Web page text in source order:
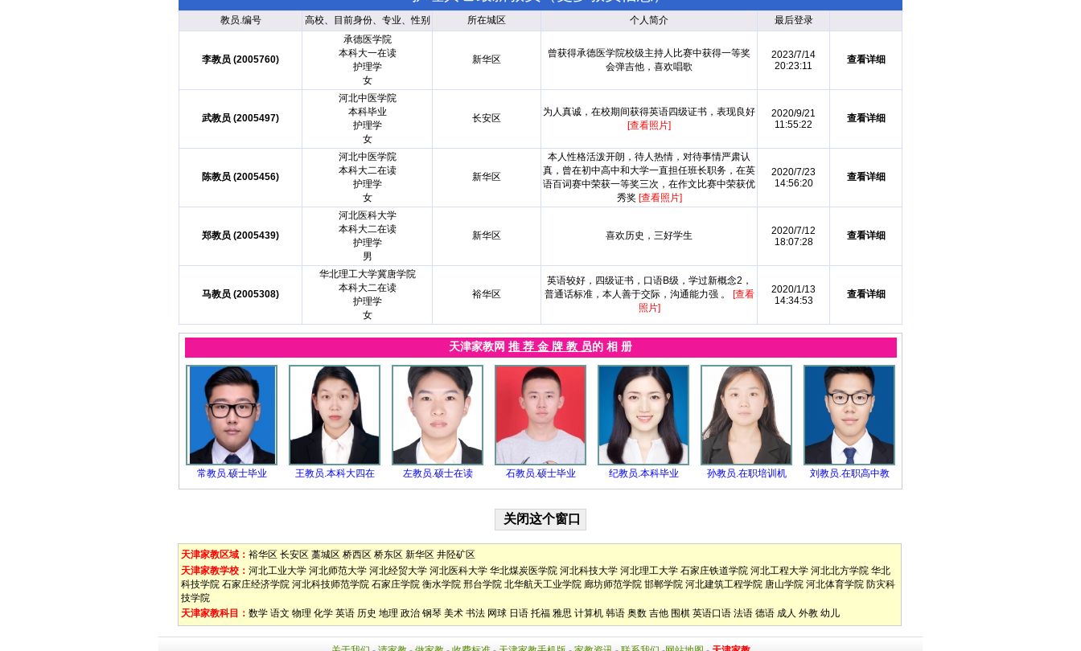
教员.编号 高校、目前身份、专业、性别 所在城区 个人简介 最后登录
李教员 (2005760)
承德医学院
本科大一在读
护理学
女
新华区
曾获得承德医学院校级主持人比赛中获得一等奖
会弹吉他，喜欢唱歌
2023/7/14
20:23:11
查看详细
武教员 (2005497)
河北中医学院
本科毕业
护理学
女
长安区
为人真诚，在校期间获得英语四级证书，表现良好
[查看照片]
2020/9/21
11:55:22
查看详细
陈教员 (2005456)
河北中医学院
本科大二在读
护理学
女
新华区
本人性格活泼开朗，待人热情，对待事情严肃认
真，曾在初中高中和大学一直担任班长职务，在英
语百词赛中荣获一等奖三次，在作文比赛中荣获优
秀奖 [查看照片]
2020/7/23
14:56:20
查看详细
郑教员 (2005439)
河北医科大学
本科大二在读
护理学
男
新华区 喜欢历史，三好学生
2020/7/12
18:07:28
查看详细
马教员 (2005308)
华北理工大学冀唐学院
本科大二在读
护理学
女
裕华区
英语较好，四级证书，口语B级，学过新概念2，
普通话标准，本人善于交际，沟通能力强 。
[查看
照片]
2020/1/13
14:34:53
查看详细
天津家教网 推 荐 金 牌 教 员的 相 册
常教员.硕士毕业 王教员.本科大四在 左教员.硕士在读 石教员.硕士毕业 纪教员.本科毕业 孙教员.在职培训机 刘教员.在职高中教
天津家教区域： 裕华区 长安区 藁城区 桥西区 桥东区 新华区 井陉矿区
天津家教学校： 河北工业大学 河北师范大学 河北经贸大学 河北医科大学 华北煤炭医学院 河北科技大学 河北理工大学 石家庄铁道学院 河北工程大学 河北北方学院 华北
科技学院 石家庄经济学院 河北科技师范学院 石家庄学院 衡水学院 邢台学院 北华航天工业学院 廊坊师范学院 邯郸学院 河北建筑工程学院 唐山学院 河北体育学院 防灾科
技学院
天津家教科目： 数学 语文 物理 化学 英语 历史 地理 政治 钢琴 美术 书法 网球 日语 托福 雅思 计算机 韩语 奥数 吉他 围棋 英语口语 法语 德语 成人 外教 幼儿